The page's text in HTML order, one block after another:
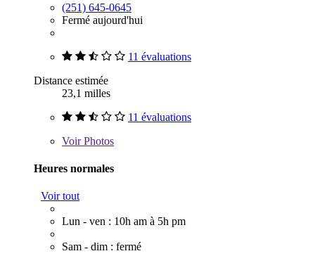
(251) 645-0645
Fermé aujourd'hui
11 évaluations
Distance estimée
23,1 milles
11 évaluations
VoirPhotos
Heures normales
Voir tout
Lun - ven : 10h am à 5h pm
Sam - dim : fermé